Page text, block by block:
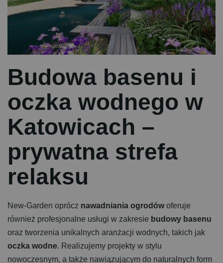
Budowa basenu i
oczka wodnego w
Katowicach –
prywatna strefa
relaksu
New-Garden oprócz nawadniania ogrodówoferuje
również profesjonalne usługi w zakresie budowy basenu
oraz tworzenia unikalnych aranżacji wodnych, takich jak
oczka wodne. Realizujemy projekty w stylu
nowoczesnym, a także nawiązującym do naturalnych form